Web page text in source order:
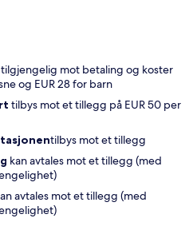
mot betaling og koster
og EUR 28 for barn
tilbys mot et tillegg på EUR 50 per
tilbys mot et tillegg
kan avtales mot et tillegg (med
avtales mot et tillegg (med